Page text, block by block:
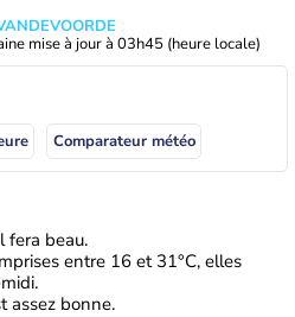
mise à jour à 03h45 (heure locale)
Comparateur météo
fera beau.
entre 16 et 31°C, elles
assez bonne.